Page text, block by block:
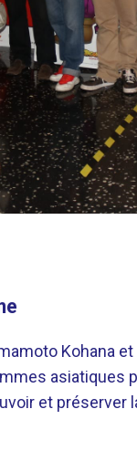
Kohana et
asiatiques
et